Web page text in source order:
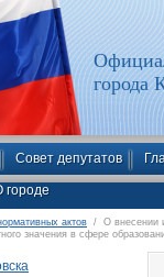
города
Совет депутатов
городе
актов / О внесении
значения в сфере